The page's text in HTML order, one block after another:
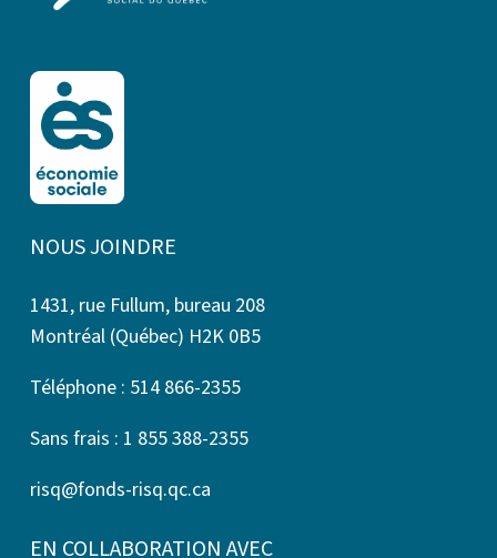
NOUS JOINDRE
1431, rue Fullum, bureau 208
Montréal (Québec) H2K 0B5
Téléphone : 514 866-2355
Sans frais : 1 855 388-2355
risq@fonds-risq.qc.ca
EN COLLABORATION AVEC